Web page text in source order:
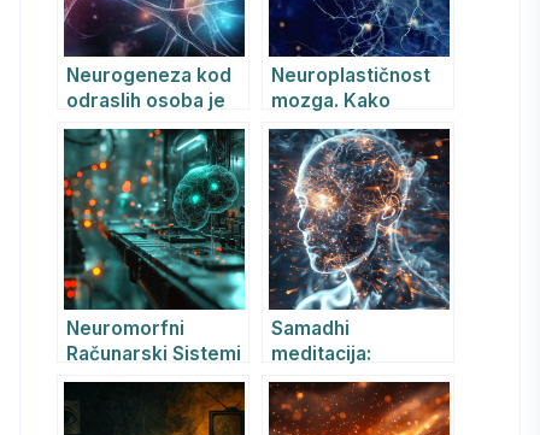
Neurogeneza kod
odraslih osoba je
moguća
Neuroplastičnost
mozga. Kako
iskustva menjaju
plastičnost?
Neuromorfni
Računarski Sistemi
sa Biomimetičkim
Komponentama:
Spoj Prirode i
Samadhi
meditacija:
Neurobiologija
svesnosti, put ka
apsolutu i